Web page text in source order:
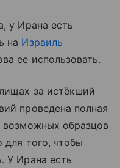
у Ирана есть
на Израиль
ее использовать.
за истёкший
проведена полная
возможных образцов
для того, чтобы
У Ирана есть